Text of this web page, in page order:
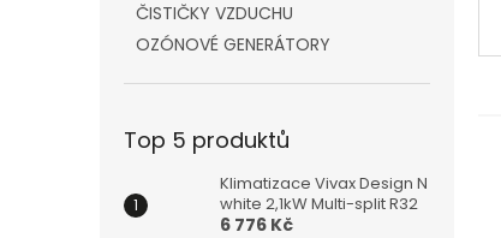
ČISTIČKY VZDUCHU
OZÓNOVÉ GENERÁTORY
Top 5 produktů
Klimatizace Vivax Design N
white 2,1kW Multi-split R32
6 776 Kč